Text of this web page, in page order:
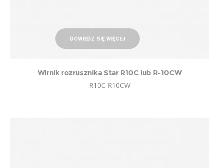
DOWIEDZ SIĘ WIĘCEJ
Wirnik rozrusznika Star R10C lub R-10CW
R10C R10CW